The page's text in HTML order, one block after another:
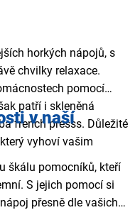
horkých nápojů, s
chvilky relaxace.
pomocí
patří i skleněná
french presss. Důležité
vyhoví vašim
v naší
škálu pomocníků, kteří
S jejich pomocí si
přesně dle vašich